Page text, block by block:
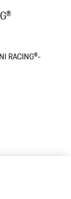
RACING®-